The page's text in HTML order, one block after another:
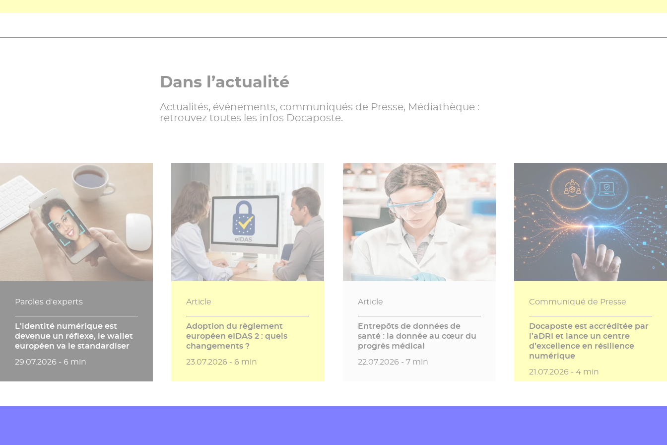
Dans l’actualité
Actualités, événements, communiqués de Presse, Médiathèque :
retrouvez toutes les infos Docaposte.
Paroles d'experts
L'identité numérique est
devenue un réflexe, le wallet
européen va le standardiser
Date de publication
29.07.2026 - Temps de lecture
6 min
Article
Adoption du règlement
européen eIDAS 2 : quels
changements ?
Date de publication
23.07.2026 - Temps de lecture
6 min
Article
Entrepôts de données de
santé : la donnée au cœur du
progrès médical
Date de publication
22.07.2026 - Temps de lecture
7 min
Communiqué de Presse
Docaposte est accréditée par
l’aDRI et lance un centre
d’excellence en résilience
numérique
Date de publication
21.07.2026 - Temps de lecture
4 min